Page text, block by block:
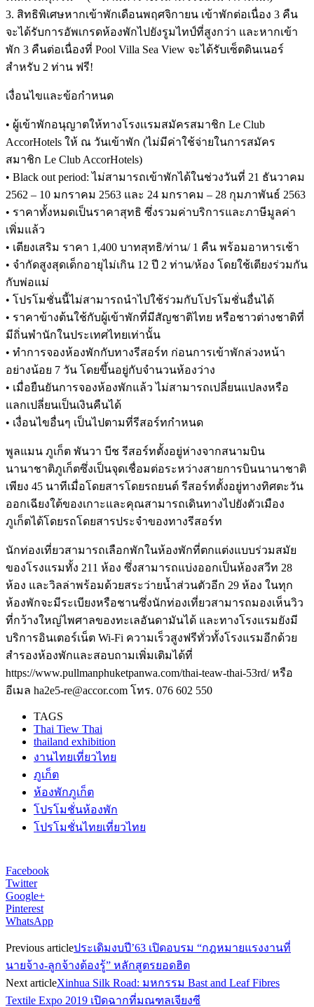
3. สิทธิพิเศษหากเข้าพักเดือนพฤศจิกายน เข้าพักต่อเนื่อง 3 คืน
จะได้รับการอัพเกรดห้องพักไปยังรูมไทป์ที่สูงกว่า และหากเข้า
พัก 3 คืนต่อเนื่องที่ Pool Villa Sea View จะได้รับเซ็ตดินเนอร์
สำหรับ 2 ท่าน ฟรี!
เงื่อนไขและข้อกำหนด
• ผู้เข้าพักอนุญาตให้ทางโรงเเรมสมัครสมาชิก Le Club
AccorHotels ให้ ณ วันเข้าพัก (ไม่มีค่าใช้จ่ายในการสมัคร
สมาชิก Le Club AccorHotels)
• Black out period: ไม่สามารถเข้าพักได้ในช่วงวันที่ 21 ธันวาคม
2562 – 10 มกราคม 2563 และ 24 มกราคม – 28 กุมภาพันธ์ 2563
• ราคาทั้งหมดเป็นราคาสุทธิ ซึ่งรวมค่าบริการและภาษีมูลค่า
เพิ่มแล้ว
• เตียงเสริม ราคา 1,400 บาทสุทธิ/ท่าน/ 1 คืน พร้อมอาหารเช้า
• จำกัดสูงสุดเด็กอายุไม่เกิน 12 ปี 2 ท่าน/ห้อง โดยใช้เตียงร่วมกัน
กับพ่อแม่
• โปรโมชั่นนี้ไม่สามารถนำไปใช้ร่วมกับโปรโมชั่นอื่นได้
• ราคาข้างต้นใช้กับผู้เข้าพักที่มีสัญชาติไทย หรือชาวต่างชาติที่
มีถิ่นพำนักในประเทศไทยเท่านั้น
• ทำการจองห้องพักกับทางรีสอร์ท ก่อนการเข้าพักล่วงหน้า
อย่างน้อย 7 วัน โดยขึ้นอยู่กับจำนวนห้องว่าง
• เมื่อยืนยันการจองห้องพักแล้ว ไม่สามารถเปลี่ยนแปลงหรือ
แลกเปลี่ยนเป็นเงินคืนได้
• เงื่อนไขอื่นๆ เป็นไปตามที่รีสอร์ทกำหนด
พูลแมน ภูเก็ต พันวา บีช รีสอร์ทตั้งอยู่ห่างจากสนามบิน
นานาชาติภูเก็ตซึ่งเป็นจุดเชื่อมต่อระหว่างสายการบินนานาชาติ
เพียง 45 นาทีเมื่อโดยสารโดยรถยนต์ รีสอร์ทตั้งอยู่ทางทิศตะวัน
ออกเฉียงใต้ของเกาะและคุณสามารถเดินทางไปยังตัวเมือง
ภูเก็ตได้โดยรถโดยสารประจำของทางรีสอร์ท
นักท่องเที่ยวสามารถเลือกพักในห้องพักที่ตกแต่งแบบร่วมสมัย
ของโรงแรมทั้ง 211 ห้อง ซึ่งสามารถแบ่งออกเป็นห้องสวีท 28
ห้อง และวิลล่าพร้อมด้วยสระว่ายน้ำส่วนตัวอีก 29 ห้อง ในทุก
ห้องพักจะมีระเบียงหรือชานซึ่งนักท่องเที่ยวสามารถมองเห็นวิว
ที่กว้างใหญ่ไพศาลของทะเลอันดามันได้ และทางโรงแรมยังมี
บริการอินเตอร์เน็ต Wi-Fi ความเร็วสูงฟรีทั่วทั้งโรงแรมอีกด้วย
สำรองห้องพักและสอบถามเพิ่มเติมได้ที่
https://www.pullmanphuketpanwa.com/thai-teaw-thai-53rd/ หรือ
อีเมล ha2e5-re@accor.com โทร. 076 602 550
TAGS
Thai Tiew Thai
thailand exhibition
งานไทยเที่ยวไทย
ภูเก็ต
ห้องพักภูเก็ต
โปรโมชั่นห้องพัก
โปรโมชั่นไทยเที่ยวไทย
Facebook
Twitter
Google+
Pinterest
WhatsApp
Previous articleประเดิมงบปี’63 เปิดอบรม “กฎหมายแรงงานที่
นายจ้าง-ลูกจ้างต้องรู้” หลักสูตรยอดฮิต
Next articleXinhua Silk Road: มหกรรม Bast and Leaf Fibres
Textile Expo 2019 เปิดฉากที่มณฑลเจียงซี